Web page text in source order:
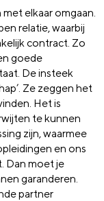
elkaar omgaan.
relatie, waarbij
contract. Zo
goede
De insteek
Ze zeggen het
Het is
te kunnen
zijn, waarmee
en ons
Dan moet je
garanderen.
partner